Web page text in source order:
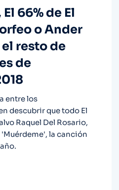
66% de El
o Ander
el resto de
de
entre los
descubrir que todo El
Raquel Del Rosario,
la canción